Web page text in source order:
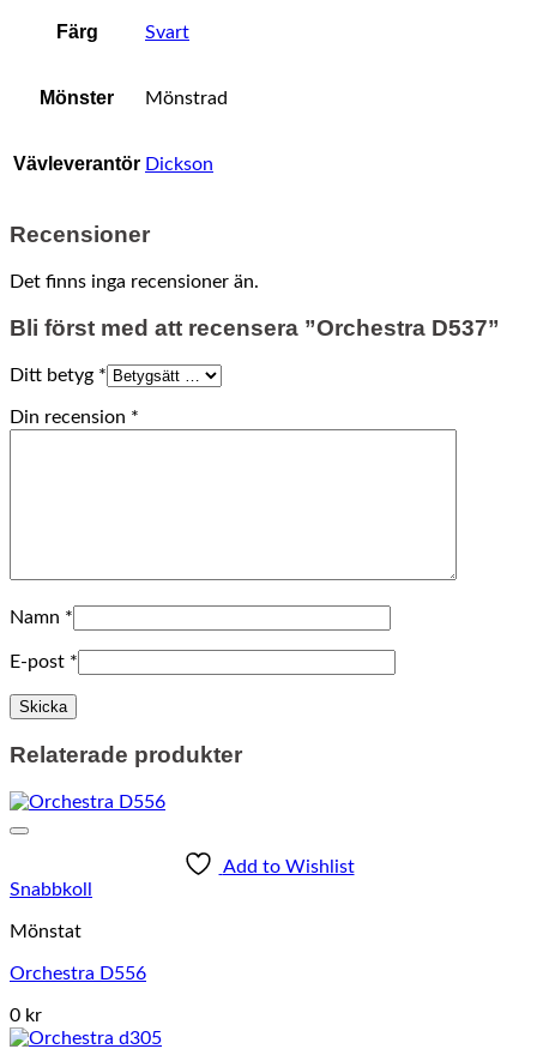
Färg Svart
Mönster Mönstrad
Vävleverantör Dickson
Recensioner
Det finns inga recensioner än.
Bli först med att recensera ”Orchestra D537”
Ditt betyg *
Din recension *
Namn *
E-post *
Relaterade produkter
Add to Wishlist
Snabbkoll
Mönstat
Orchestra D556
0 kr